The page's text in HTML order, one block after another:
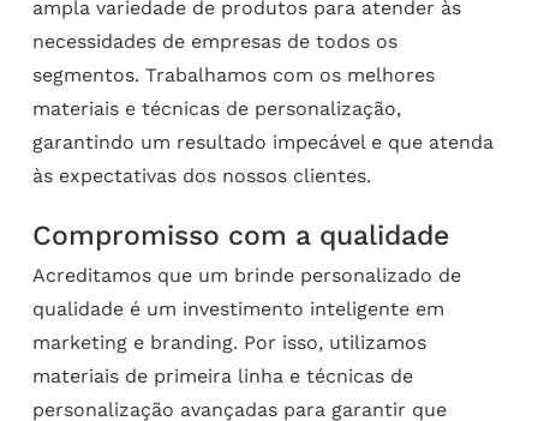
ampla variedade de produtos para atender às
necessidades de empresas de todos os
segmentos. Trabalhamos com os melhores
materiais e técnicas de personalização,
garantindo um resultado impecável e que atenda
às expectativas dos nossos clientes.
Compromisso com a qualidade
Acreditamos que um brinde personalizado de
qualidade é um investimento inteligente em
marketing e branding. Por isso, utilizamos
materiais de primeira linha e técnicas de
personalização avançadas para garantir que